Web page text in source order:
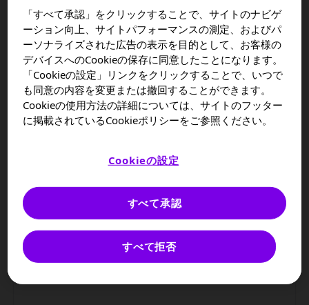
講演記録
PD Medical Webinar記録冊子：ライソゾーム酵
素の糖鎖と細胞内取り込み
「すべて承認」をクリックすることで、サイトのナビゲ
ーション向上、サイトパフォーマンスの測定、およびパ
ーソナライズされた広告の表示を目的として、お客様の
デバイスへのCookieの保存に同意したことになります。
「Cookieの設定」リンクをクリックすることで、いつで
も同意の内容を変更または撤回することができます。
Cookieの使用方法の詳細については、サイトのフッター
に掲載されているCookieポリシーをご参照ください。
Cookieの設定
すべて拒否
すべて承認